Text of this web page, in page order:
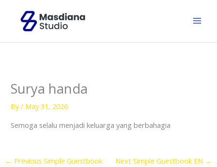
content
Surya handa
By/ May 31, 2026
Semoga selalu menjadi keluarga yang berbahagia
← Previous Simple Guestbook
Next Simple Guestbook EN →